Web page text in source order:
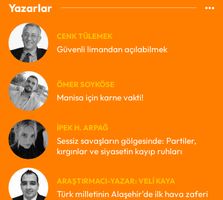
Yazarlar
CENK TÜLEMEK
Güvenli limandan açılabilmek
ÖMER SOYKÖSE
Manisa için karne vakti!
İPEK H. ARPAĞ
Sessiz savaşların gölgesinde: Partiler,
kırgınlar ve siyasetin kayıp ruhları
ARAŞTIRMACI-YAZAR: VELI KAYA
Türk milletinin Alaşehir'de ilk hava zaferi